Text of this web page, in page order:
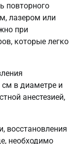
повторного
лазером или
при
которые легко
см в диаметре и
анестезией,
восстановления
необходимо